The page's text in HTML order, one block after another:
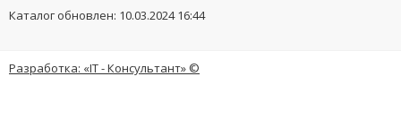
Каталог обновлен: 10.03.2024 16:44
Разработка: «IT - Консультант» ©